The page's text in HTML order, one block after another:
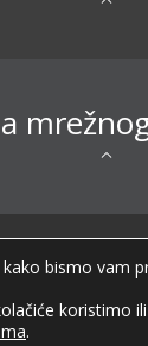
pridržana ©
Obavijest o
Uvjeti
u|
bismo vam
koristimo
.